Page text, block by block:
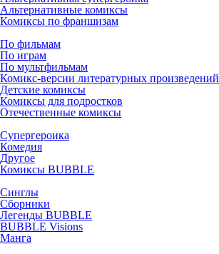
Альтернативные комиксы
Комиксы по франшизам
По фильмам
По играм
По мультфильмам
Комикс-версии литературных произведений
Детские комиксы
Комиксы для подростков
Отечественные комиксы
Супергероика
Комедия
Другое
Комиксы BUBBLE
Синглы
Сборники
Легенды BUBBLE
BUBBLE Visions
Манга